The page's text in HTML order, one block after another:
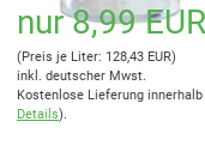
nur 8,99 EUR
(Preis je Liter: 128,43 EUR)
inkl. deutscher Mwst.
Kostenlose Lieferung
Details).